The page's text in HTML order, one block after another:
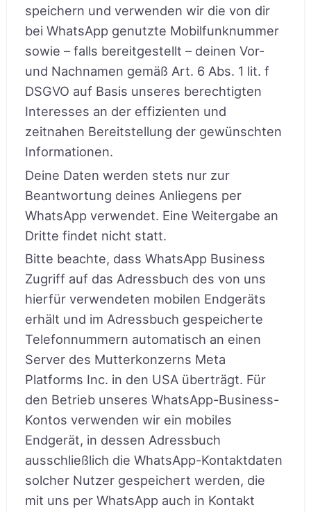
speichern und verwenden wir die von dir
bei WhatsApp genutzte Mobilfunknummer
sowie – falls bereitgestellt – deinen Vor-
und Nachnamen gemäß Art. 6 Abs. 1 lit. f
DSGVO auf Basis unseres berechtigten
Interesses an der effizienten und
zeitnahen Bereitstellung der gewünschten
Informationen.
Deine Daten werden stets nur zur
Beantwortung deines Anliegens per
WhatsApp verwendet. Eine Weitergabe an
Dritte findet nicht statt.
Bitte beachte, dass WhatsApp Business
Zugriff auf das Adressbuch des von uns
hierfür verwendeten mobilen Endgeräts
erhält und im Adressbuch gespeicherte
Telefonnummern automatisch an einen
Server des Mutterkonzerns Meta
Platforms Inc. in den USA überträgt. Für
den Betrieb unseres WhatsApp-Business-
Kontos verwenden wir ein mobiles
Endgerät, in dessen Adressbuch
ausschließlich die WhatsApp-Kontaktdaten
solcher Nutzer gespeichert werden, die
mit uns per WhatsApp auch in Kontakt